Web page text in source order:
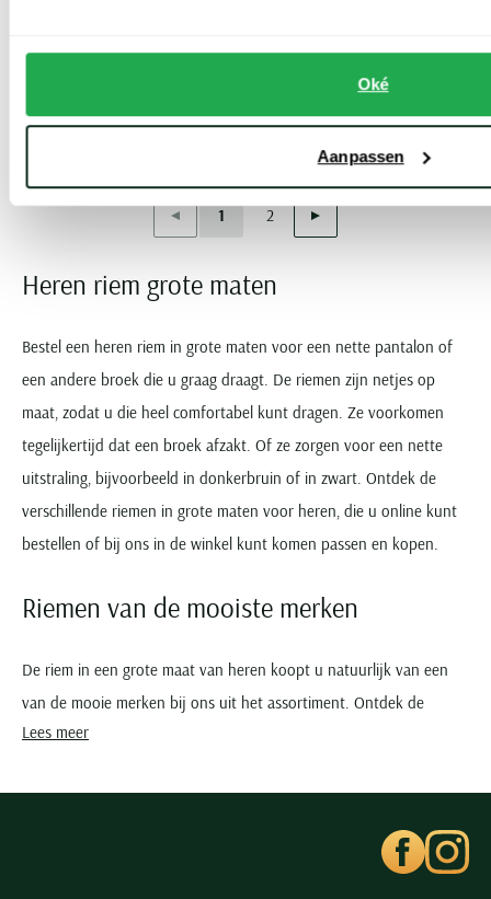
Oké
Aanpassen
Toon volgende artikelen
Vorige
Current Page
1
Page
2 Volgende
Heren riem grote maten
Bestel een heren riem in grote maten voor een nette pantalon of
een andere broek die u graag draagt. De riemen zijn netjes op
maat, zodat u die heel comfortabel kunt dragen. Ze voorkomen
tegelijkertijd dat een broek afzakt. Of ze zorgen voor een nette
uitstraling, bijvoorbeeld in donkerbruin of in zwart. Ontdek de
verschillende riemen in grote maten voor heren, die u online kunt
bestellen of bij ons in de winkel kunt komen passen en kopen.
Riemen van de mooiste merken
De riem in een grote maat van heren koopt u natuurlijk van een
van de mooie merken bij ons uit het assortiment. Ontdek de
nieuwe en klassieke collecties van bijvoorbeeld La Boucle,
Het zijn die merken die er met de riemen in grote maten in bruin,
groen, donkerblauw en zwart voor zorgen dat u daarmee sowieso
Lees meer